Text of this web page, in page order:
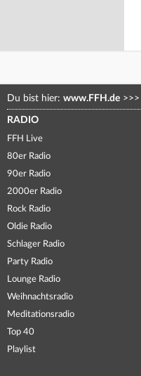
Du bist hier: www.FFH.de >>>
RADIO
FFH Live
80er Radio
90er Radio
2000er Radio
Rock Radio
Oldie Radio
Schlager Radio
Party Radio
Lounge Radio
Weihnachtsradio
Meditationsradio
Top 40
Playlist